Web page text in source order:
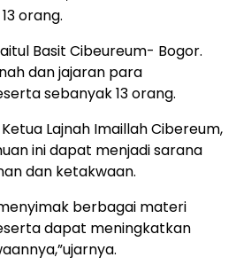
orang.
Basit Cibeureum- Bogor.
dan jajaran para
sebanyak 13 orang.
Lajnah Imaillah Cibereum,
ini dapat menjadi sarana
dan ketakwaan.
berbagai materi
dapat meningkatkan